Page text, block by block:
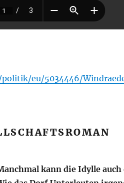
eu/5034446/
kann die Idylle auch